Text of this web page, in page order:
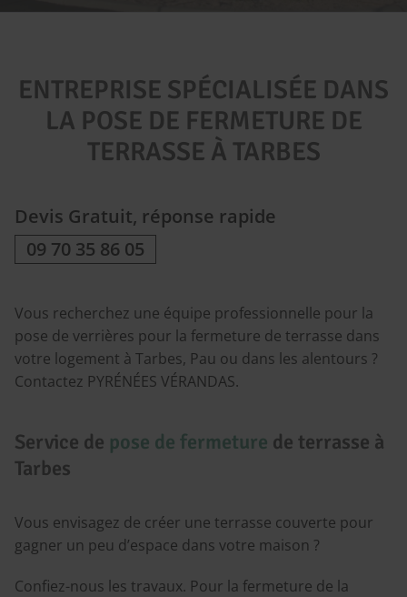
ENTREPRISE SPÉCIALISÉE DANS
LA POSE DE FERMETURE DE
TERRASSE À TARBES
Devis Gratuit, réponse rapide
09 70 35 86 05
Vous recherchez une équipe professionnelle pour la
pose de verrières pour la fermeture de terrasse dans
votre logement à Tarbes, Pau ou dans les alentours ?
Contactez PYRÉNÉES VÉRANDAS.
Service de pose de fermeture de terrasse à
Tarbes
Vous envisagez de créer une terrasse couverte pour
gagner un peu d’espace dans votre maison ?
Confiez-nous les travaux. Pour la fermeture de la